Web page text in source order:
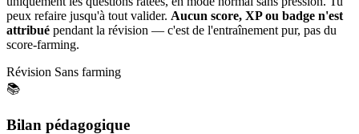
peux refaire jusqu'à tout valider. Aucun score, XP ou badge n'est
attribué pendant la révision — c'est de l'entraînement pur, pas du
score-farming.
Révision Sans farming
📚
Bilan pédagogique